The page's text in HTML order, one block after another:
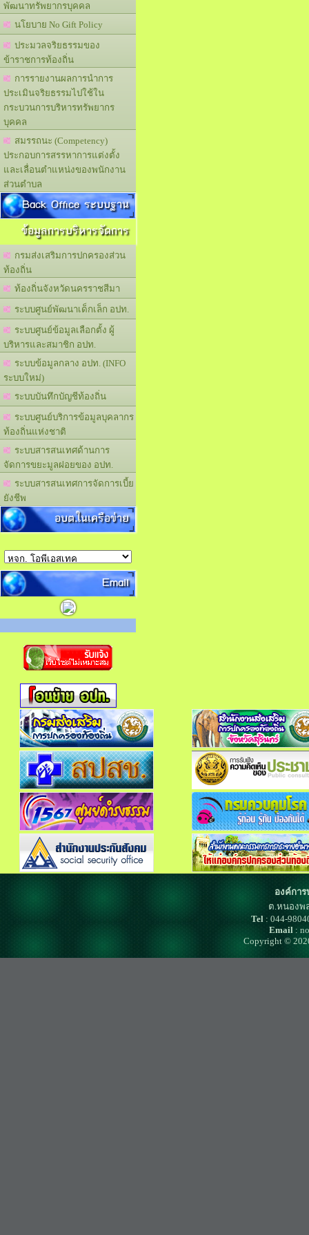
พัฒนาทรัพยากรบุคคล
นโยบาย No Gift Policy
ประมวลจริยธรรมของ
ข้าราชการท้องถิ่น
การรายงานผลการนำการ
ประเมินจริยธรรมไปใช้ใน
กระบวนการบริหารทรัพยากร
บุคคล
สมรรถนะ (Competency)
ประกอบการสรรหาการแต่งตั้ง
และเลื่อนตำแหน่งของพนักงาน
ส่วนตำบล
Back Office ระบบฐาน
ข้อมูลการบริหารจัดการ
กรมส่งเสริมการปกครองส่วน
ท้องถิ่น
ท้องถิ่นจังหวัดนครราชสีมา
ระบบศูนย์พัฒนาเด็กเล็ก อปท.
ระบบศูนย์ข้อมูลเลือกตั้ง ผู้
บริหารและสมาชิก อปท.
ระบบข้อมูลกลาง อปท. (INFO
ระบบใหม่)
ระบบบันทึกบัญชีท้องถิ่น
ระบบศูนย์บริการข้อมูลบุคลากร
ท้องถิ่นแห่งชาติ
ระบบสารสนเทศด้านการ
จัดการขยะมูลฝอยของ อปท.
ระบบสารสนเทศการจัดการเบี้ย
ยังชีพ
อบต.ในเครือข่าย
Email
องค์กา
ต.หนองพ
Tel: 044-
Email :
Copyright ©